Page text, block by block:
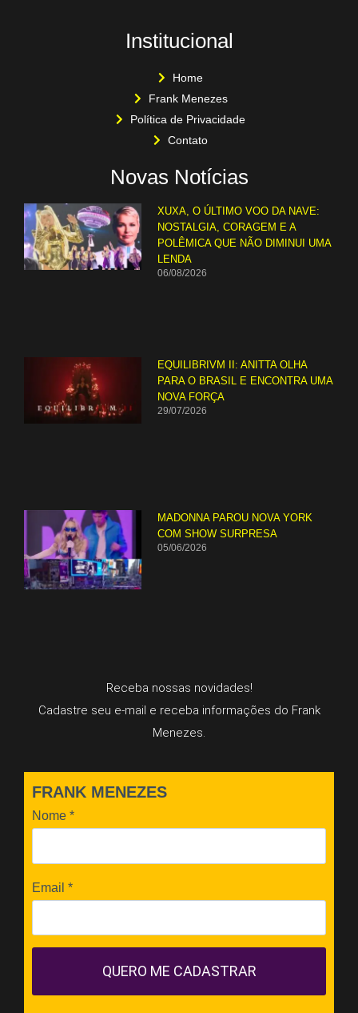
Institucional
Home
Frank Menezes
Política de Privacidade
Contato
Novas Notícias
XUXA, O ÚLTIMO VOO DA NAVE:
NOSTALGIA, CORAGEM E A
POLÊMICA QUE NÃO DIMINUI UMA
LENDA
06/08/2026
EQUILIBRIVM II: ANITTA OLHA
PARA O BRASIL E ENCONTRA UMA
NOVA FORÇA
29/07/2026
MADONNA PAROU NOVA YORK
COM SHOW SURPRESA
05/06/2026
Receba nossas novidades!
Cadastre seu e-mail e receba informações do Frank
Menezes.
FRANK MENEZES
Nome *
Email *
QUERO ME CADASTRAR